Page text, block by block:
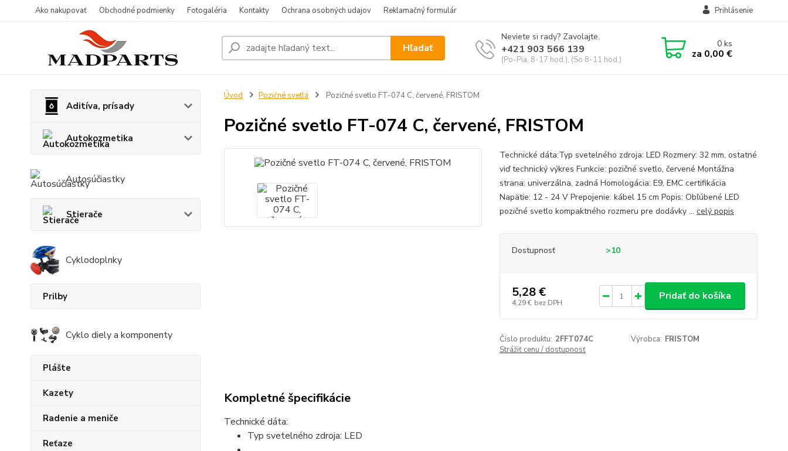
Ako nakupovať Obchodné podmienky Fotogaléria Kontakty Ochrana osobných udajov Reklamačný formulár Prihlásenie
Hľadať
Neviete si rady? Zavolajte.
+421 903 566 139
(Po-Pia, 8-17 hod.), (So 8-11 hod.)
0ks
za 0,00 €
Aditíva, prísady
Autokozmetika
Autosúčiastky
Stierače
Cyklodoplnky
Prilby
Cyklo diely a komponenty
Plášte
Kazety
Radenie a meniče
Reťaze
Úvod Pozičné svetlá Pozičné svetlo FT-074 C, červené, FRISTOM
Pozičné svetlo FT-074 C, červené, FRISTOM
Technické dáta:Typ svetelného zdroja: LED Rozmery: 32 mm, ostatné
viď technický výkres Funkcie: pozičné svetlo, červené Montážna
strana: univerzálna, zadná Homologácia: E9, EMC certifikácia
Napätie: 12 - 24 V Prepojenie: kábel 15 cm Popis: Obľúbené LED
pozičné svetlo kompaktného rozmeru pre dodávky ... celý popis
Dostupnosť >10
5,28 €
4,29 € bez DPH
Pridať do košíka
Číslo produktu: 2FFT074C Výrobca: FRISTOM
Strážiť cenu / dostupnosť
Kompletné špecifikácie
Technické dáta:
Typ svetelného zdroja: LED